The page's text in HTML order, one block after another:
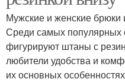
Мужские и женские
Среди самых популярных
фигурируют штаны с
любители удобства и
их основных